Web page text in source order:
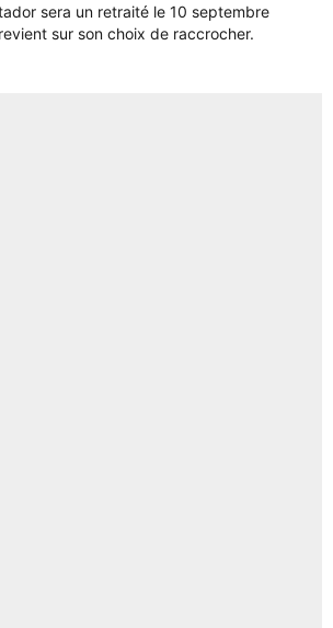
sera un retraité le 10 septembre
sur son choix de raccrocher.